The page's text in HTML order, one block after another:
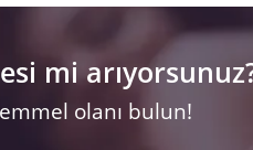
mi
olanı bulun!